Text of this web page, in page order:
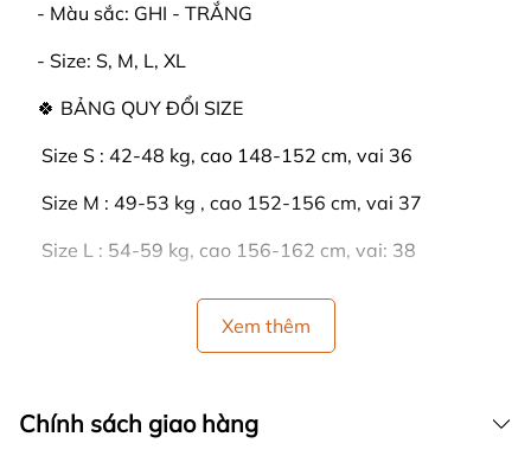
- Màu sắc: GHI - TRẮNG
- Size: S, M, L, XL
🍀 BẢNG QUY ĐỔI SIZE
️ Size S : 42-48 kg, cao 148-152 cm, vai 36
️ Size M : 49-53 kg , cao 152-156 cm, vai 37
️ Size L : 54-59 kg, cao 156-162 cm, vai: 38
️ Size XL : 60-66 kg, cao 162-166 cm, vai: 39
🍒 HƯỚNG DẪN SỬ DỤNG:
dùng tay vò từ từ. Tránh không để trực tiếp nước tẩy
Xem thêm
Chính sách giao hàng